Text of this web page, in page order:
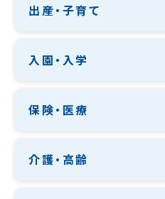
出産・子育て
入園・入学
保険・医療
介護・高齢